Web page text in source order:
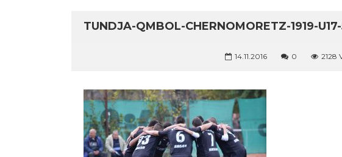
TUNDJA-QMBOL-CHERNOMORETZ-1919-
14.11.2016 0 2128